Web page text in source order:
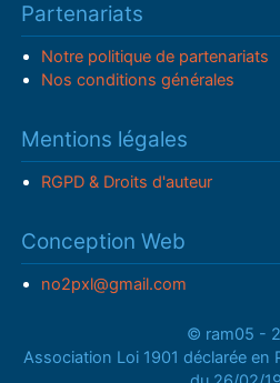
Partenariats
Notre politique de partenariats
Nos conditions générales
Mentions légales
RGPD & Droits d'auteur
Conception Web
no2pxl@gmail.com
© ram05 -
Association Loi 1901 déclarée en